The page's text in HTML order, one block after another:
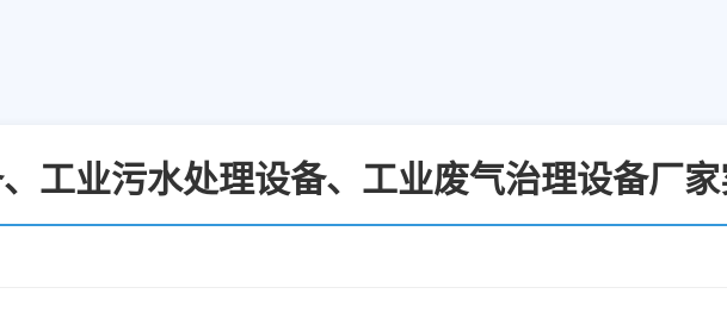
工业污水处理设备、工业废气治理设备厂